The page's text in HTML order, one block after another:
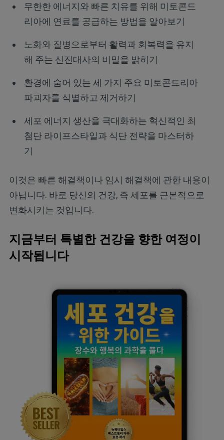
무한한 에너지와 빠른 치유를 위해 미토콘드
리아에 연료를 공급하는 방법을 알아보기
노화와 질병으로부터 활력과 회복력을 유지
해 주는 신진대사의 비밀을 밝히기
환경에 숨어 있는 세 가지 주요 미토콘드리아
파괴자를 식별하고 제거하기
세포 에너지 생산을 극대화하는 혁신적인 최
첨단 라이프스타일과 식단 전략을 마스터하
기
이것은 빠른 해결책이나 임시 해결책에 관한 내용이
아닙니다. 바로 당신의 건강, 즉 세포를 근본적으로
변화시키는 것입니다.
지금부터 특별한 건강을 향한 여정이
시작됩니다